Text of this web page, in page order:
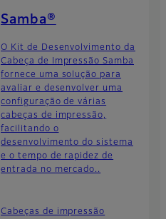
Samba®
O Kit de Desenvolvimento da
Cabeça de Impressão Samba
fornece uma solução para
avaliar e desenvolver uma
configuração de várias
cabeças de impressão,
facilitando o
desenvolvimento do sistema
e o tempo de rapidez de
entrada no mercado..
Cabeças de impressão